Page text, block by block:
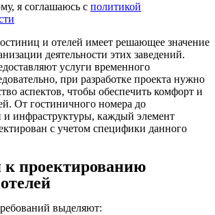
я соглашаюсь с политикой
и отелей имеет решающее значение
деятельности этих заведений.
услуги временного
при разработке проекта нужно
аспектов, чтобы обеспечить комфорт и
От гостиничного номера до
и инфраструктуры, каждый элемент
с учетом специфики данного
к проектированию
выделяют: